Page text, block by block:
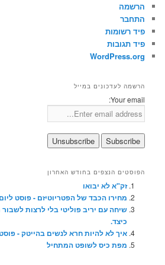
הרשמה
התחבר
פיד רשומות
פיד תגובות
WordPress.org
הרשמה לעדכונים במייל
Your email:
הפוסטים הנצפים בחודש האחרון
זק"א לא יבואו
מחירו הכבד של הפטריוטיזם - פוסט
שיחה עם יריב פוליטי בלי לרצות
כיצד.
איך לא להיות חרא לנשים בהייטק -
מפת כיס לשופט המתחיל